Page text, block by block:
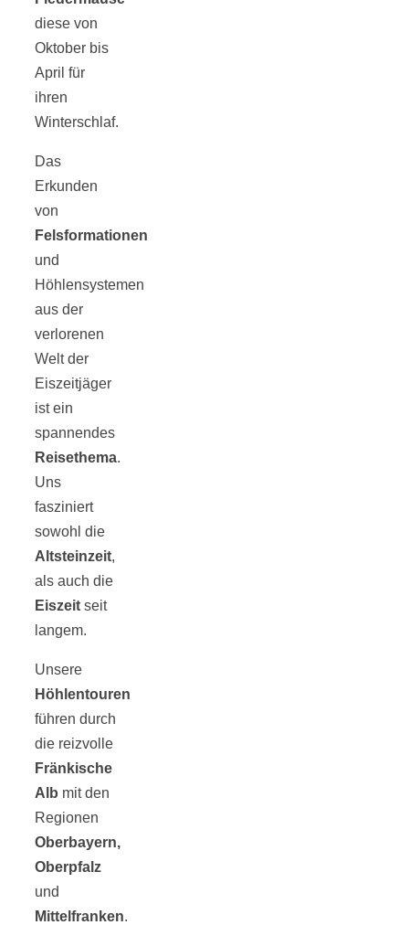
diese von
Oktober bis
April für
ihren
Winterschlaf.
Das
Erkunden
von
Felsformationen
und
Höhlensystemen
aus der
verlorenen
Welt der
Eiszeitjäger
ist ein
spannendes
Reisethema.
Uns
fasziniert
sowohl die
Altsteinzeit,
als auch die
Eiszeit seit
langem.
Unsere
Höhlentouren
führen durch
die reizvolle
Fränkische
Alb mit den
Regionen
Oberbayern,
Oberpfalz
und
Mittelfranken.